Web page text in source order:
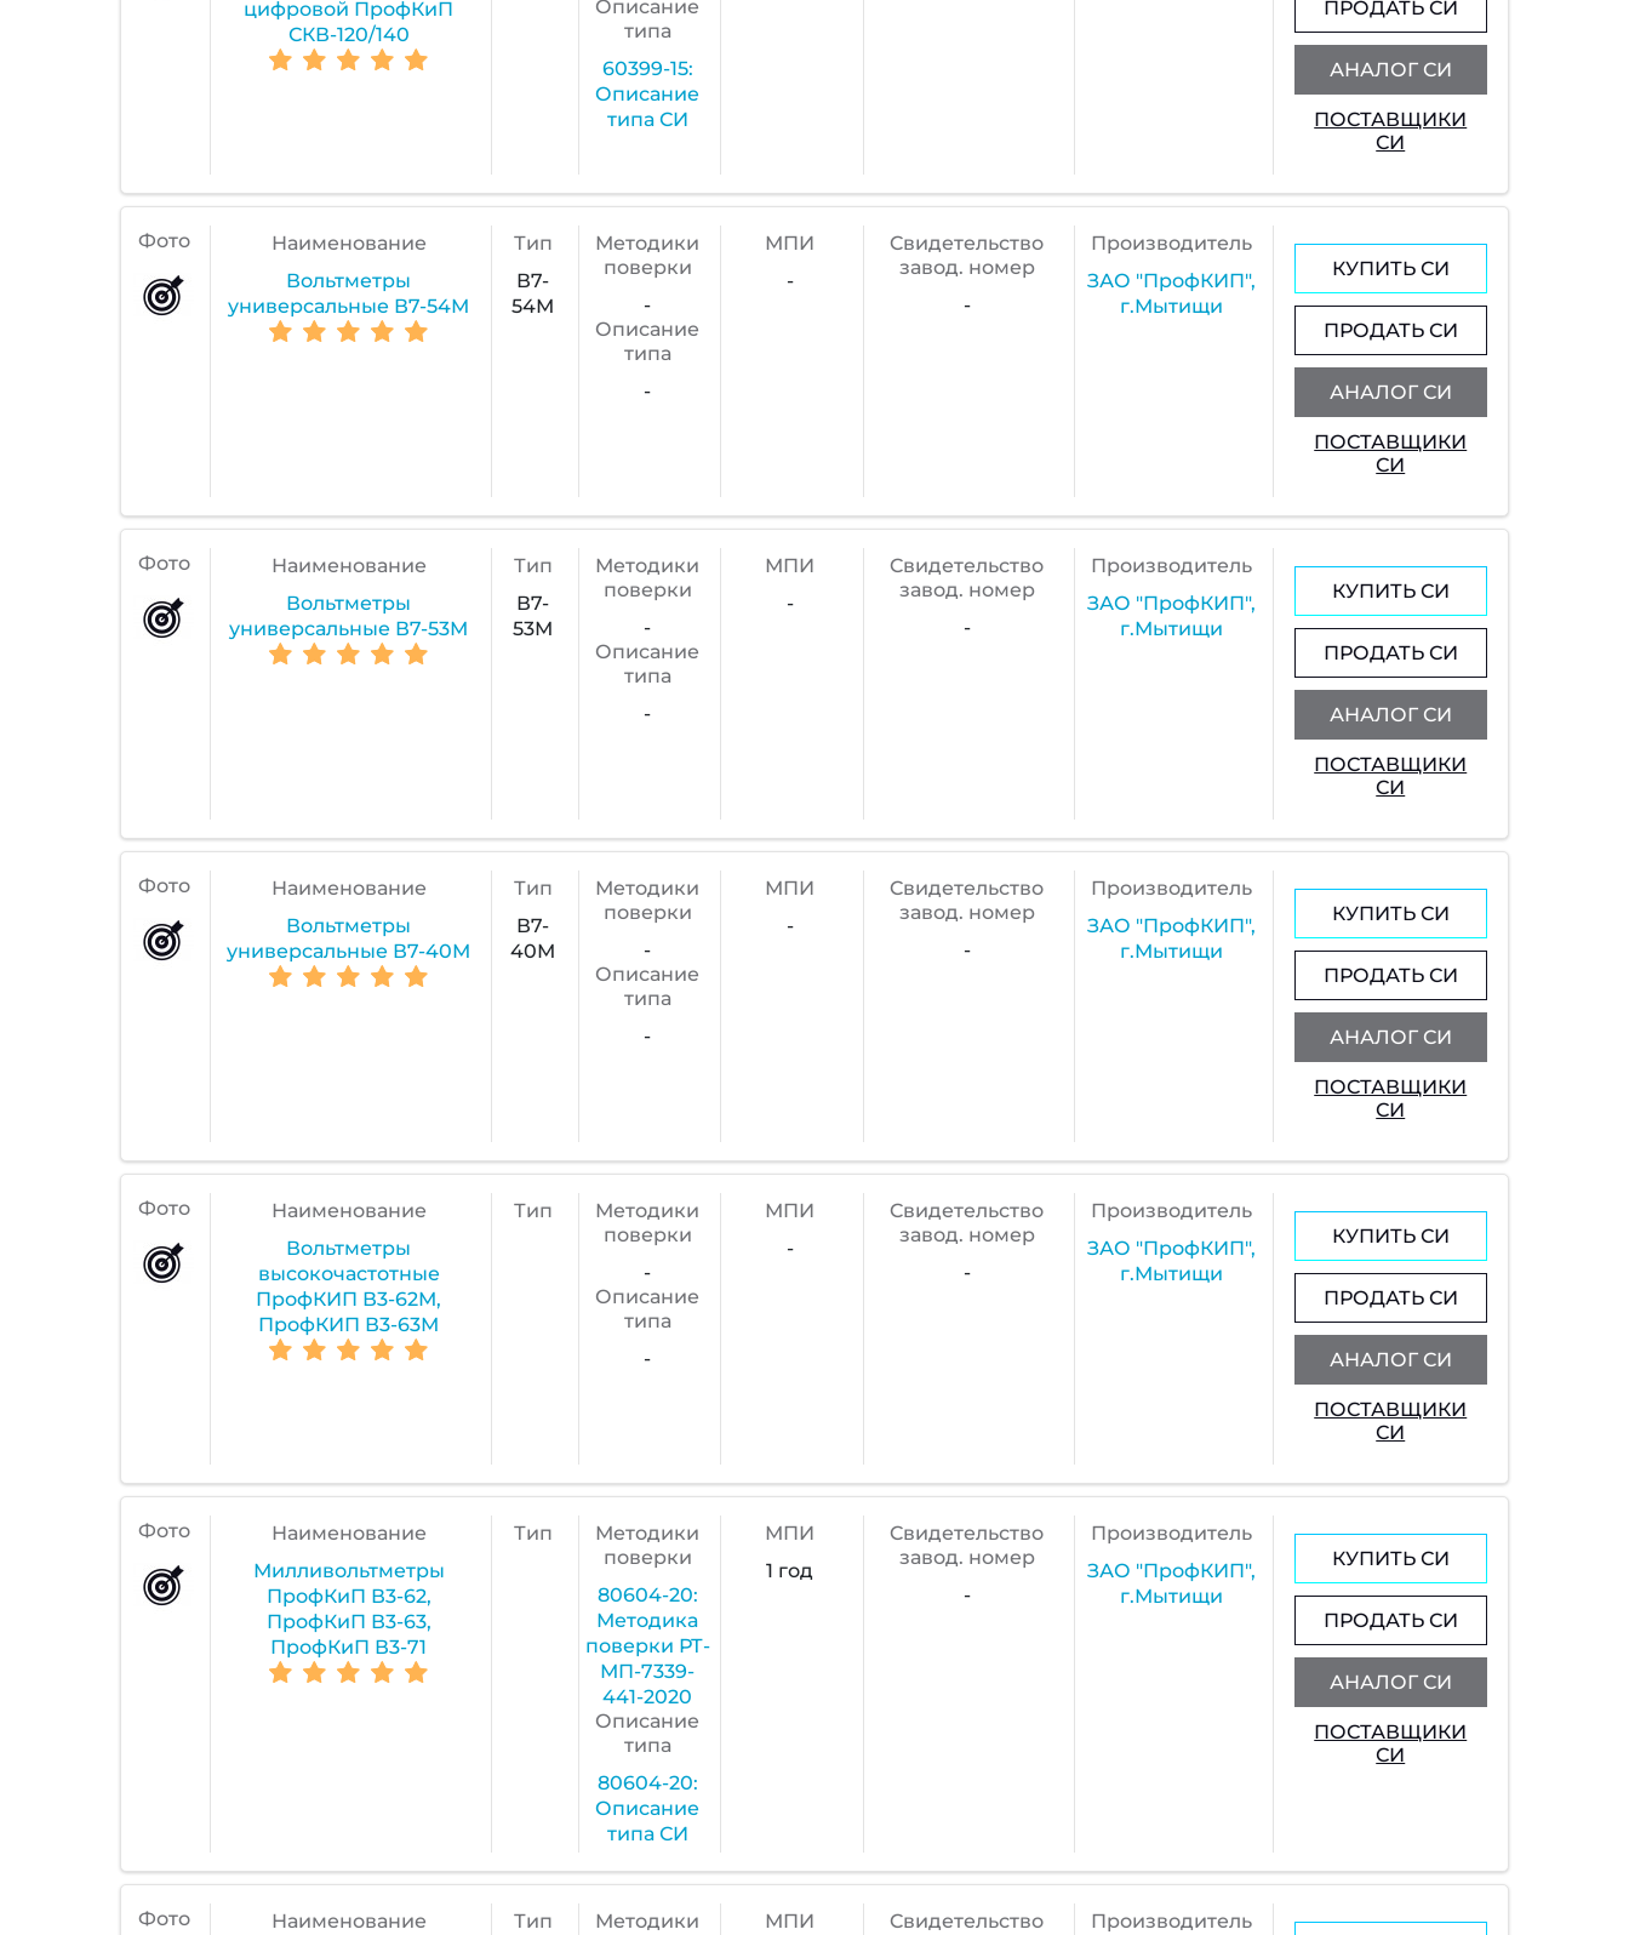
цифровой ПрофКиП
СКВ-120/140
Описание
типа
60399-15:
Описание
типа СИ
ПРОДАТЬ СИ
АНАЛОГ СИ
ПОСТАВЩИКИ
СИ
Фото
Наименование
Вольтметры
универсальные В7-54М
Тип
В7-
54М
Методики
поверки
-
Описание
типа
-
МПИ
-
Cвидетельство
завод. номер
-
Производитель
ЗАО "ПрофКИП",
г.Мытищи
КУПИТЬ СИ
ПРОДАТЬ СИ
АНАЛОГ СИ
ПОСТАВЩИКИ
СИ
Фото
Наименование
Вольтметры
универсальные В7-53М
Тип
В7-
53М
Методики
поверки
-
Описание
типа
-
МПИ
-
Cвидетельство
завод. номер
-
Производитель
ЗАО "ПрофКИП",
г.Мытищи
КУПИТЬ СИ
ПРОДАТЬ СИ
АНАЛОГ СИ
ПОСТАВЩИКИ
СИ
Фото
Наименование
Вольтметры
универсальные В7-40М
Тип
В7-
40М
Методики
поверки
-
Описание
типа
-
МПИ
-
Cвидетельство
завод. номер
-
Производитель
ЗАО "ПрофКИП",
г.Мытищи
КУПИТЬ СИ
ПРОДАТЬ СИ
АНАЛОГ СИ
ПОСТАВЩИКИ
СИ
Фото
Наименование
Вольтметры
высокочастотные
ПрофКИП В3-62М,
ПрофКИП В3-63М
Тип
Методики
поверки
-
Описание
типа
-
МПИ
-
Cвидетельство
завод. номер
-
Производитель
ЗАО "ПрофКИП",
г.Мытищи
КУПИТЬ СИ
ПРОДАТЬ СИ
АНАЛОГ СИ
ПОСТАВЩИКИ
СИ
Фото
Наименование
Милливольтметры
ПрофКиП В3-62,
ПрофКиП В3-63,
ПрофКиП В3-71
Тип
Методики
поверки
80604-20:
Методика
поверки РТ-
МП-7339-
441-2020
Описание
типа
80604-20:
Описание
типа СИ
МПИ
1 год
Cвидетельство
завод. номер
-
Производитель
ЗАО "ПрофКИП",
г.Мытищи
КУПИТЬ СИ
ПРОДАТЬ СИ
АНАЛОГ СИ
ПОСТАВЩИКИ
СИ
Фото Наименование Тип
Методики
МПИ
Cвидетельство
Производитель